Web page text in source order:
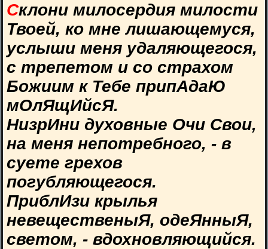
Склони милосердия милости
Твоей, ко мне лишающемуся,
услыши меня удаляющегося,
с трепетом и со страхом
Божиим к Тебе припАдаЮ
мОлЯщИйсЯ.
НизрИни духовные Очи Свои,
на меня непотребного, - в
суете грехов
погубляющегося.
ПриблИзи крылья
невещественыЯ, одеЯнныЯ,
светом, - вдохновляющийся.